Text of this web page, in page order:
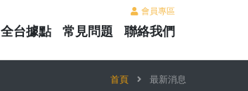
會員專區
全台據點 常見問題 聯絡我們
首頁 最新消息